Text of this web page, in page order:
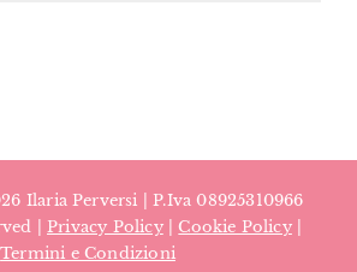
Ilaria Perversi | P.Iva 08925310966
|Privacy Policy| Cookie Policy|
Termini e Condizioni